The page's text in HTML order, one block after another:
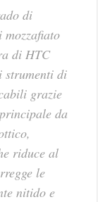
di
mozzafiato
di HTC
strumenti di
grazie
da
riduce al
le
nitido e